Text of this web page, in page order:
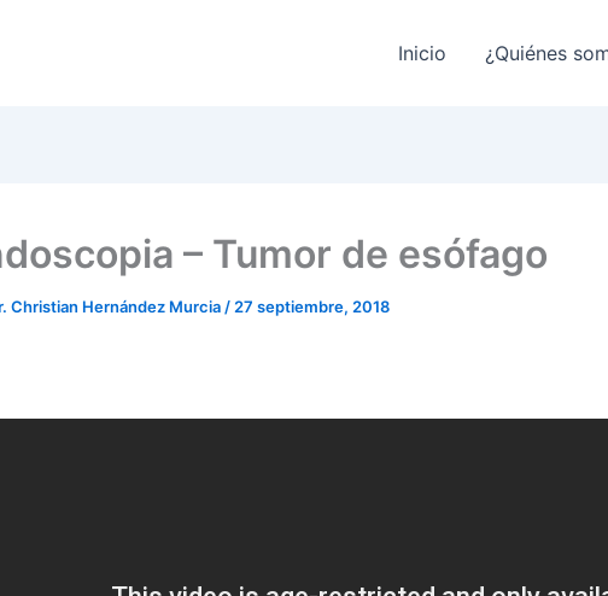
Inicio ¿Quiénes
– Tumor de esófago
Christian Hernández Murcia / 27 septiembre, 2018